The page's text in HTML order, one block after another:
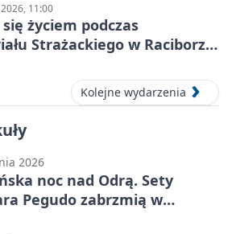
11:00
życiem podczas
Strażackiego w Raciborzu
Kolejne wydarzenia
2026
noc nad Odrą. Sety
Pegudo zabrzmią w